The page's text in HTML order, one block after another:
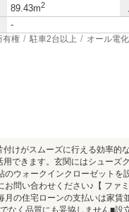
89.43m2
-
有権 駐車2台以上 オール電化
けがスムーズに行える効率的
できます。玄関にはシューズ
のウォークインクローゼットを
問い合わせください♪【 ファ
月の住宅ローンの支払いは家賃
なく品質にも妥協しません■設